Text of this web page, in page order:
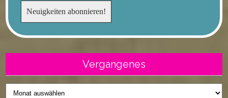
Vergangenes
Vergangenes